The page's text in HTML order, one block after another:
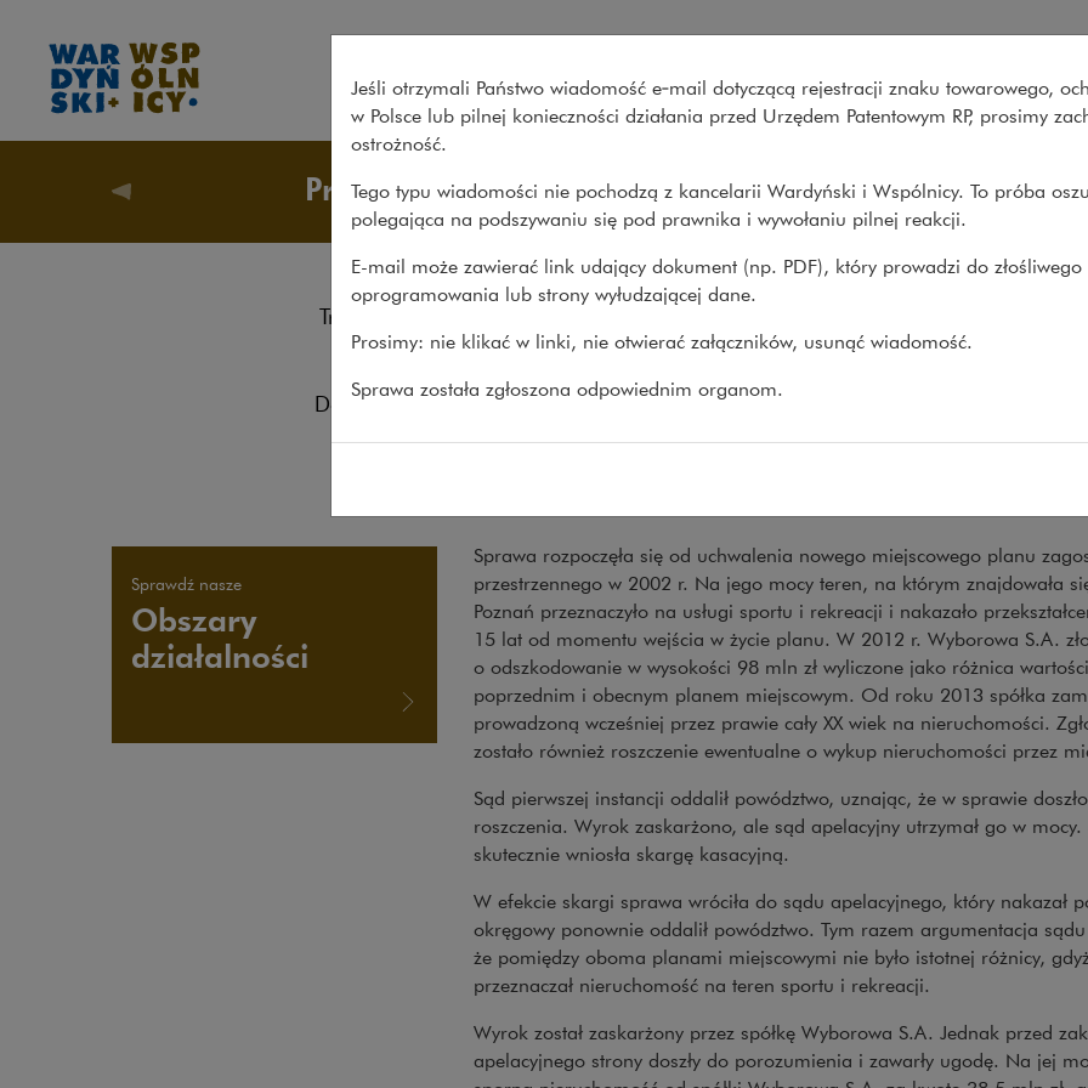
Ugoda władz Poznania ze spółką Wyborowa S.A. –
Co robimy O nas Nasze
Procesy
Transakcje
Procesy
Doradztwo
Pro bono
Sprawdź nasze
Obszary
działalności
Nasze sprawy> Procesy > Ugoda władz Poznania ze spółką...
Ugoda władz Poznania ze
18.12.2020
Po dziesięciu latach sporu miasto Poznań podpisało
nieruchomości nad Jeziorem Maltańskim. W wyniku
Sprawa rozpoczęła się od uchwalenia nowego miejscowego planu
przestrzennego w 2002 r. Na jego mocy teren, na którym znajdowała
Poznań przeznaczyło na usługi sportu i rekreacji i nakazało
15 lat od momentu wejścia w życie planu. W 2012 r. Wyborowa S.A.
o odszkodowanie w wysokości 98 mln zł wyliczone jako różnica
poprzednim i obecnym planem miejscowym. Od roku 2013 spółka
prowadzoną wcześniej przez prawie cały XX wiek na nieruchomości.
zostało również roszczenie ewentualne o wykup nieruchomości przez
Sąd pierwszej instancji oddalił powództwo, uznając, że w sprawie
roszczenia. Wyrok zaskarżono, ale sąd apelacyjny utrzymał go w mocy.
skutecznie wniosła skargę kasacyjną.
W efekcie skargi sprawa wróciła do sądu apelacyjnego, który nakazał
okręgowy ponownie oddalił powództwo. Tym razem argumentacja
że pomiędzy oboma planami miejscowymi nie było istotnej różnicy,
przeznaczał nieruchomość na teren sportu i rekreacji.
Wyrok został zaskarżony przez spółkę Wyborowa S.A. Jednak przed
apelacyjnego strony doszły do porozumienia i zawarły ugodę. Na jej
Jeśli otrzymali Państwo wiadomość e‑mail dotyczącą rejestracji znaku towarowego,
w Polsce lub pilnej konieczności działania przed Urzędem Patentowym RP, prosimy
ostrożność.
Tego typu wiadomości nie pochodzą z kancelarii Wardyński i Wspólnicy. To próba
polegająca na podszywaniu się pod prawnika i wywołaniu pilnej reakcji.
E-mail może zawierać link udający dokument (np. PDF), który prowadzi do złośliwego
oprogramowania lub strony wyłudzającej dane.
Prosimy: nie klikać w linki, nie otwierać załączników, usunąć wiadomość.
Sprawa została zgłoszona odpowiednim organom.